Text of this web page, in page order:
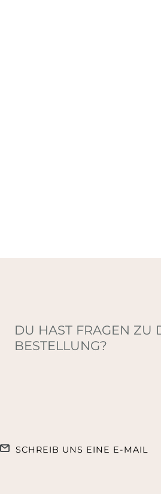
DU HAST FRAGEN ZU
BESTELLUNG?
SCHREIB UNS EINE E-MAIL